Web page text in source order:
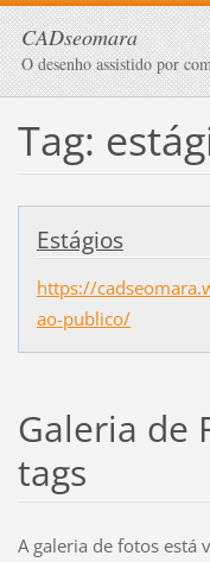
CADseomara
O desenho assistido por
Tag:
Estágios
https://
ao-publico/
Galeria de
tags
A galeria de fotos está